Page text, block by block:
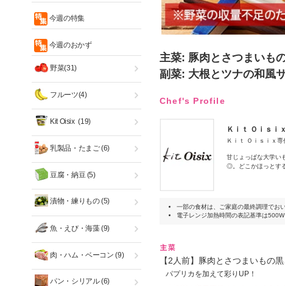
主菜: 豚肉とさつまいも
副菜: 大根とツナの和風
Chef's Profile
Ｋｉｔ Ｏｉｓｉ
Ｋｉｔ Ｏｉｓｉｘ
甘じょっぱな大学い
◎。どこかほっとす
一部の食材は、ご家庭の最終調理でお
電子レンジ加熱時間の表記基準は
【2人前】豚肉とさつまいもの
パプリカを加えて彩りUP！
今週の特集
今週のおかず
野菜(31)
フルーツ(4)
Kit Oisix (19)
乳製品・たまご(6)
豆腐・納豆(5)
漬物・練りもの(5)
魚・えび・海藻(9)
肉・ハム・ベーコン (9)
パン・シリアル(6)